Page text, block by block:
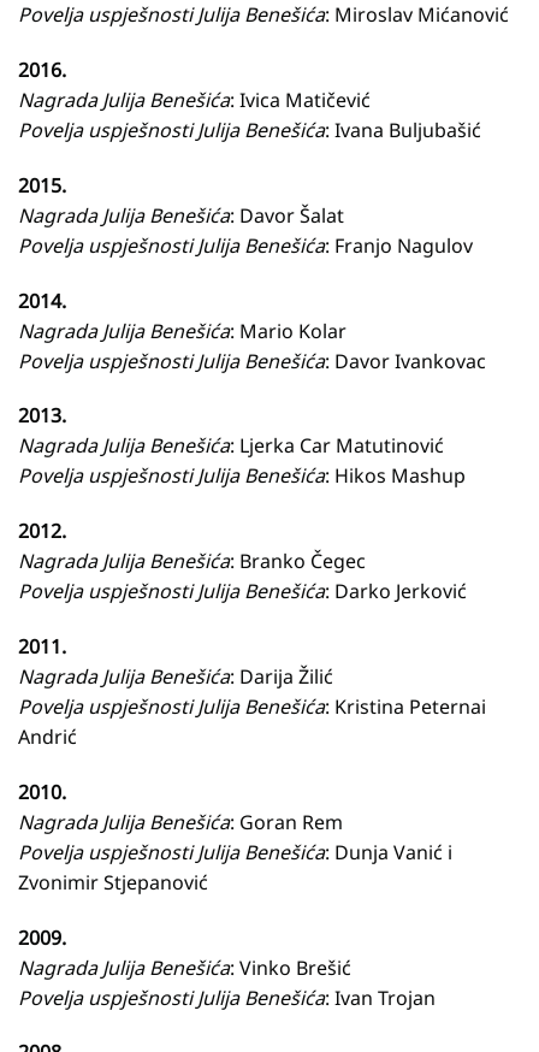
Povelja uspješnosti Julija Benešića: Miroslav Mićanović
2016.
Nagrada Julija Benešića: Ivica Matičević
Povelja uspješnosti Julija Benešića: Ivana Buljubašić
2015.
Nagrada Julija Benešića: Davor Šalat
Povelja uspješnosti Julija Benešića: Franjo Nagulov
2014.
Nagrada Julija Benešića: Mario Kolar
Povelja uspješnosti Julija Benešića: Davor Ivankovac
2013.
Nagrada Julija Benešića: Ljerka Car Matutinović
Povelja uspješnosti Julija Benešića: Hikos Mashup
2012.
Nagrada Julija Benešića: Branko Čegec
Povelja uspješnosti Julija Benešića: Darko Jerković
2011.
Nagrada Julija Benešića: Darija Žilić
Povelja uspješnosti Julija Benešića: Kristina Peternai
Andrić
2010.
Nagrada Julija Benešića: Goran Rem
Povelja uspješnosti Julija Benešića: Dunja Vanić i
Zvonimir Stjepanović
2009.
Nagrada Julija Benešića: Vinko Brešić
Povelja uspješnosti Julija Benešića: Ivan Trojan